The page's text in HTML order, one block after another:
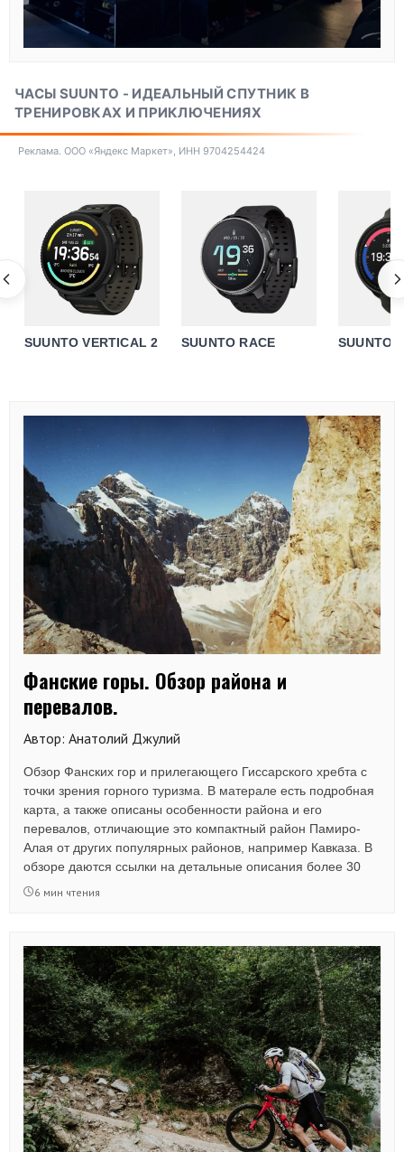
ЧАСЫ SUUNTO - ИДЕАЛЬНЫЙ СПУТНИК В
ТРЕНИРОВКАХ И ПРИКЛЮЧЕНИЯХ
Реклама. ООО «Яндекс Маркет», ИНН 9704254424
SUUNTO VERTICAL 2 SUUNTO RACE SUUNTO
Фанские горы. Обзор района и
перевалов.
Автор: Анатолий Джулий
Обзор Фанских гор и прилегающего Гиссарского хребта с
точки зрения горного туризма. В матерале есть подробная
карта, а также описаны особенности района и его
перевалов, отличающие это компактный район Памиро-
Алая от других популярных районов, например Кавказа. В
обзоре даются ссылки на детальные описания более 30
перевалов с акцентом на наиболее технически сложные - в
6 мин чтения